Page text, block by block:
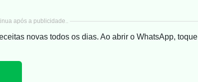
após a publicidade..
novas todos os dias. Ao abrir o WhatsApp, toque